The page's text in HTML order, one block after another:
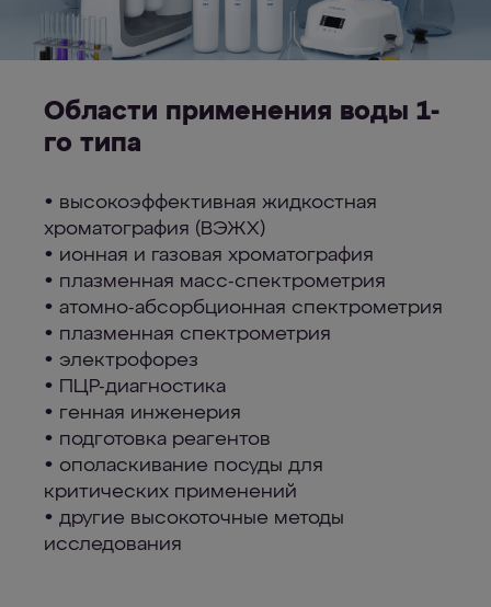
Области применения воды 1-
го типа
• высокоэффективная жидкостная
хроматография (ВЭЖХ)
• ионная и газовая хроматография
• плазменная масс-спектрометрия
• атомно-абсорбционная спектрометрия
• плазменная спектрометрия
• электрофорез
• ПЦР-диагностика
• генная инженерия
• подготовка реагентов
• ополаскивание посуды для
критических применений
• другие высокоточные методы
исследования